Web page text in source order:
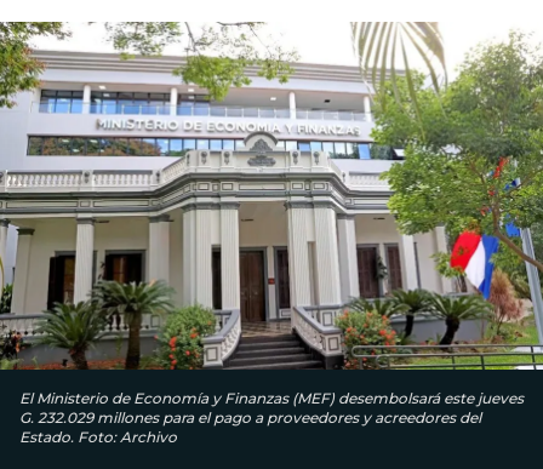
El Ministerio de Economía y Finanzas (MEF) desembolsará este jueves
G. 232.029 millones para el pago a proveedores y acreedores del
Estado. Foto: Archivo